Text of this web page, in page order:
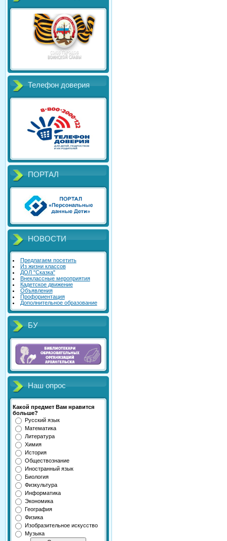
Телефон доверия
ПОРТАЛ
НОВОСТИ
Предлагаем посетить
Из жизни классов
ДОЛ "Сказка"
Внеклассные мероприятия
Кадетское движение
Объявления
Профориентация
Дополнительное образование
БУ
Наш опрос
Какой предмет Вам нравится
больше?
Русский язык
Математика
Литература
Химия
История
Обществознание
Иностранный язык
Биология
Физкультура
Информатика
Экономика
География
Физика
Изобразительное искусство
Музыка